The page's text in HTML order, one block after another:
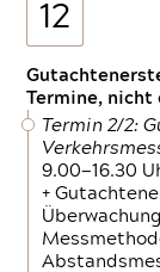
12
Termine, nicht
Termin 2/2:
9.00—16.30
+